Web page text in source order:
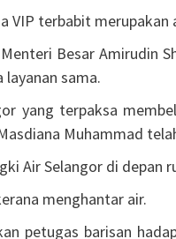
VIP terbabit
Besar Amirudin
sama.
yang terpaksa
Muhammad
Air Selangor di depan
menghantar air.
petugas barisan